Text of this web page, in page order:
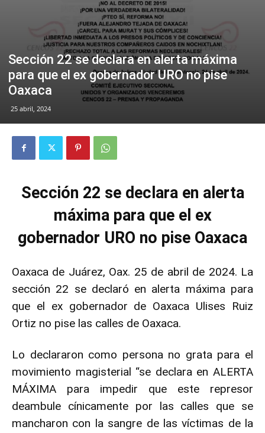
Sección 22 se declara en alerta máxima
para que el ex gobernador URO no pise
Oaxaca
25 abril, 2024
Sección 22 se declara en alerta
máxima para que el ex
gobernador URO no pise Oaxaca
Oaxaca de Juárez, Oax. 25 de abril de 2024. La
sección 22 se declaró en alerta máxima para
que el ex gobernador de Oaxaca Ulises Ruiz
Ortiz no pise las calles de Oaxaca.
Lo declararon como persona no grata para el
movimiento magisterial “se declara en ALERTA
MÁXIMA para impedir que este represor
deambule cínicamente por las calles que se
mancharon con la sangre de las víctimas de la